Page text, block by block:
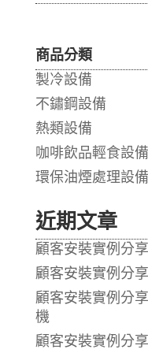
商品分類
製冷設備
不鏽鋼設備
熱類設備
咖啡飲品輕食設備
環保油煙處理設備
近期文章
顧客安裝實例分
顧客安裝實例分
顧客安裝實例分
機
顧客安裝實例分